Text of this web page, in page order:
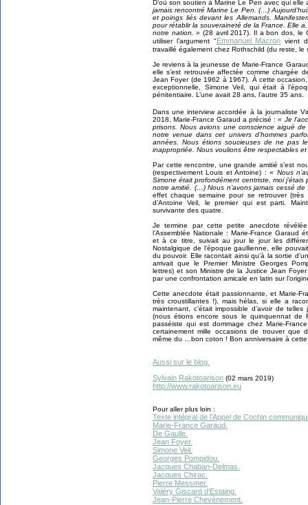
D’où son soutien à Marine Le Pen avec qui
jamais rencontré Marine Le Pen. (…)
et poings liés devant les Allemands.
pour rétablir la souveraineté de la France. Elle
notre nation. » (28 avril 2017). Il a bon dos, le
utiliser l’argument "Emmanuel Macron vient
travaillé également chez Rothschild (du reste, le
Je reviens à la jeunesse de Marie-France
elle s’est retrouvée affectée comme chargée
Jean Foyer (de 1962 à 1967). À cette
exceptionnelle, Simone Veil, qui était à
pénitentiaire. L’une avait 28 ans, l’autre 35 ans.
Dans une interview accordée à la journaliste
2018, Marie-France Garaud a précisé :« Je
prisons. Nous avions une conscience aiguë
notre venue dans cet univers d’hommes
années. Nous étions soucieuses de ne pas
inappropriée. Nous voulions être respectables
Par cette rencontre, une grande amitié s’est
(respectivement Louis et Antoine) :« Nous
Simone était profondément centriste, moi
notre amitié. (…) Nous n’avons jamais cessé
effet chaque semaine pour se retrouver (très
d’Antoine Veil, le premier qui est parti.
survivante des quatre.
Je termine par cette petite anecdote
l’Assemblée Nationale : Marie-France Garaud
et à ce titre, suivait au jour le jour les
Nostalgique de l’époque gaullienne, elle
du pouvoir. Elle racontait ainsi qu’à la sortie
arrivait que le Premier Ministre Georges
lettres) et son Ministre de la Justice Jean
par une confrontation amicale en latin sur
Cette anecdote était passionnante, et Marie-
très croustillantes !), mais hélas, si elle a
maintenant, c’était impossible d’avoir de
(nous étions encore sous le quinquennat de
passéiste qui est dommage chez Marie-
certainement mille occasions de trouver que
même du …bon coton ! Bon anniversaire à
Aussi sur le blog.
Sylvain Rakotoarison (02 mars 2019)
http://www.rakotoarison.eu
Pour aller plus loin :
Texte intégral de l’Appel de Cochin
Marie-France Garaud.
De Gaulle.
Jean Foyer.
Simone Veil.
Georges Pompidou.
Jacques Chaban-Delmas.
Jacques Chirac.
Pierre Messmer.
Valéry Giscard d’Estaing.
Jean-Pierre Chevènement.